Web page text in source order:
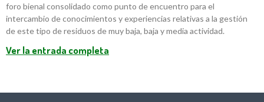
foro bienal consolidado como punto de encuentro para el
intercambio de conocimientos y experiencias relativas a la gestión
de este tipo de residuos de muy baja, baja y media actividad.
Ver la entrada completa